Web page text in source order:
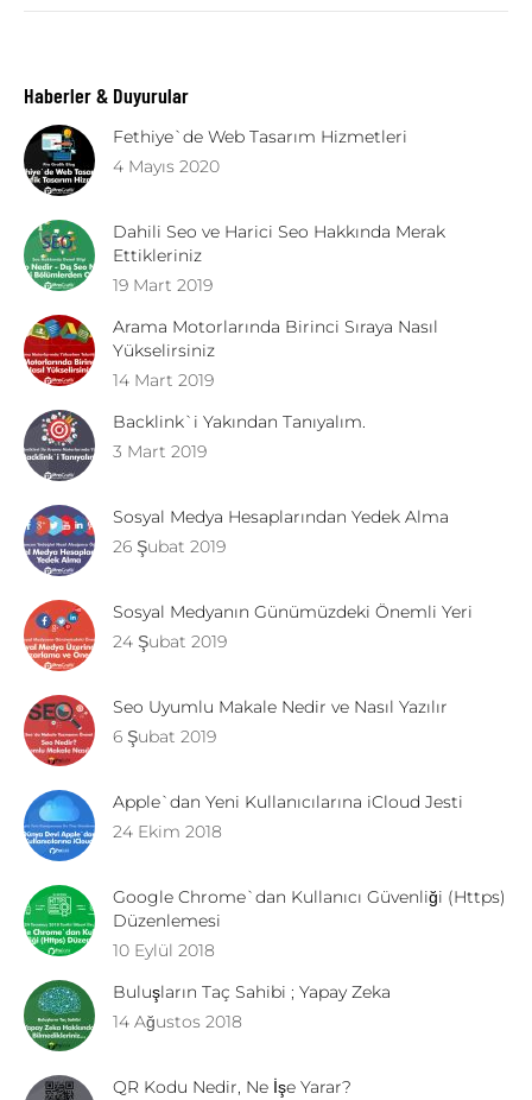
Haberler & Duyurular
Fethiye`de Web Tasarım Hizmetleri
4 Mayıs 2020
Dahili Seo ve Harici Seo Hakkında Merak
Ettikleriniz
19 Mart 2019
Arama Motorlarında Birinci Sıraya Nasıl
Yükselirsiniz
14 Mart 2019
Backlink`i Yakından Tanıyalım.
3 Mart 2019
Sosyal Medya Hesaplarından Yedek Alma
26 Şubat 2019
Sosyal Medyanın Günümüzdeki Önemli Yeri
24 Şubat 2019
Seo Uyumlu Makale Nedir ve Nasıl Yazılır
6 Şubat 2019
Apple`dan Yeni Kullanıcılarına iCloud Jesti
24 Ekim 2018
Google Chrome`dan Kullanıcı Güvenliği (Https)
Düzenlemesi
10 Eylül 2018
Buluşların Taç Sahibi ; Yapay Zeka
14 Ağustos 2018
QR Kodu Nedir, Ne İşe Yarar?